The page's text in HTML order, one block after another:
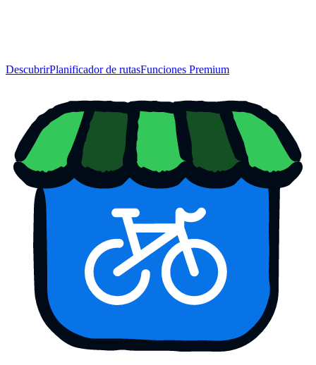
DescubrirPlanificador de rutasFunciones Premium